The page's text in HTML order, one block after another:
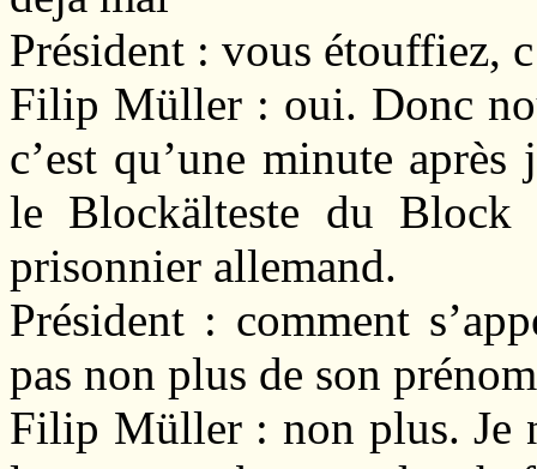
Président : vous étouffiez,
Filip Müller : oui. Donc
c’est qu’une minute
le Blockälteste du
prisonnier allemand.
Président : comment
pas non plus de son
Filip Müller : non plus. Je